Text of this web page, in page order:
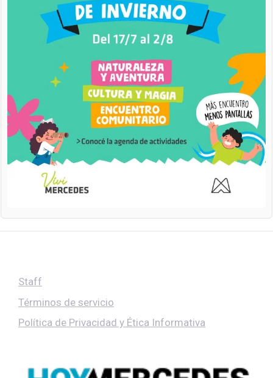
Staff
Términos de servicio
Política de Privacidad y Ética Informativa